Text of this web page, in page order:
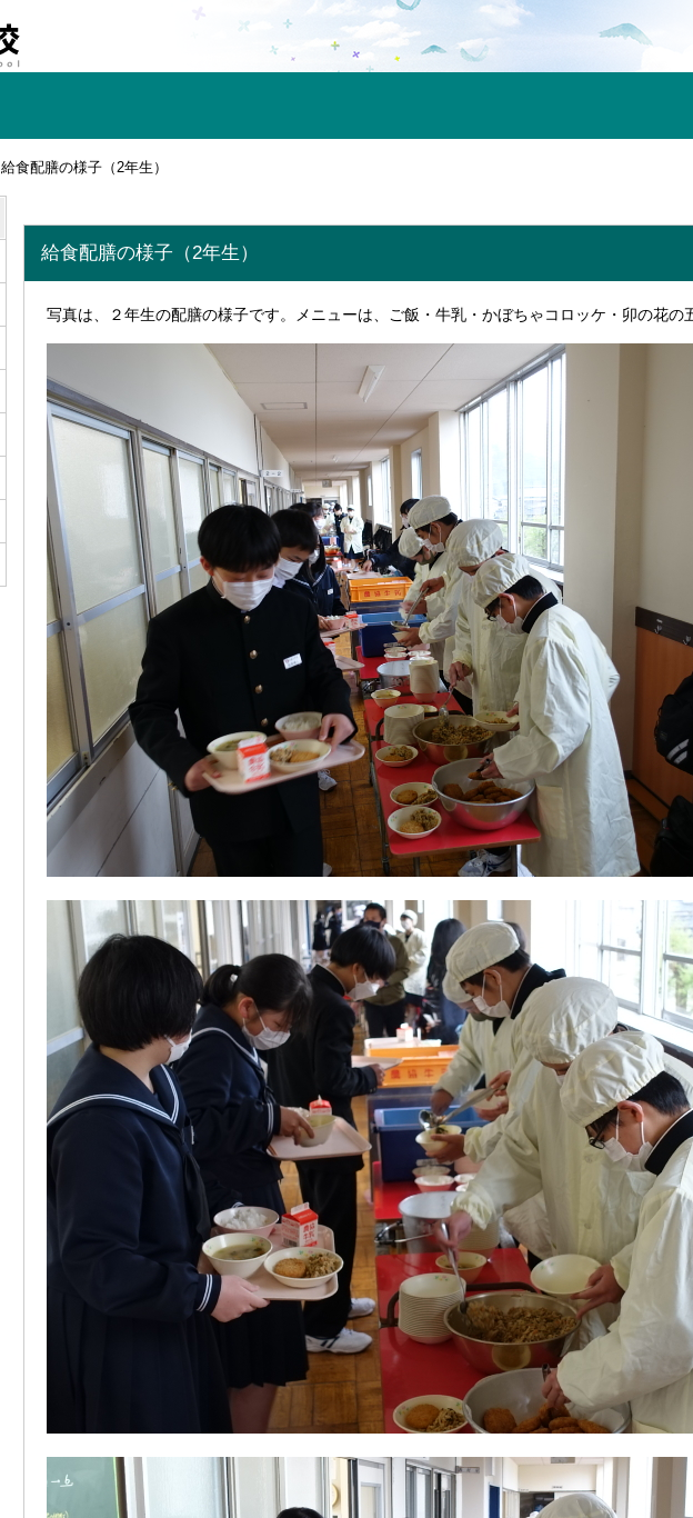
給食配膳の様子（2年生）
給食配膳の様子（2年生）
写真は、２年生の配膳の様子です。メニューは、ご飯・牛乳・かぼちゃコロッケ・卯の花の